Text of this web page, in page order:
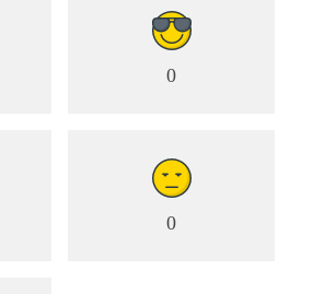
0
0